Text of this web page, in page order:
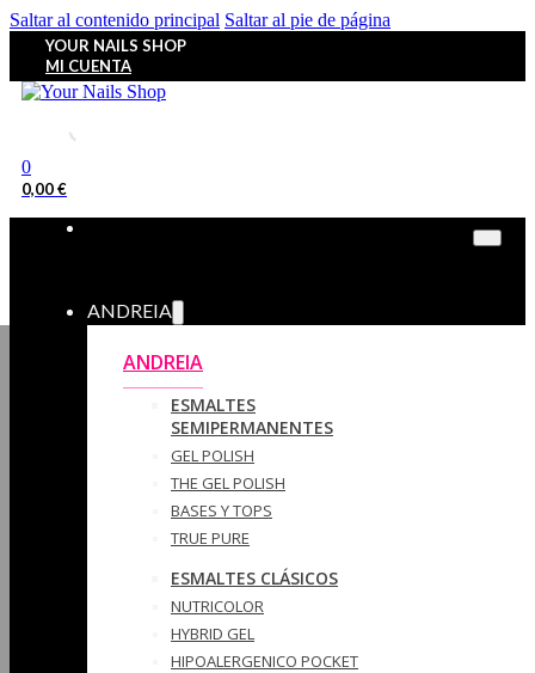
Saltar al contenido principal Saltar al pie de página
YOUR NAILS SHOP
MI CUENTA
0
0,00€
ANDREIA
ANDREIA
ESMALTES
SEMIPERMANENTES
GEL POLISH
THE GEL POLISH
BASES Y‎ TOPS
TRUE PURE
ESMALTES CLÁSICOS
NUTRICOLOR
HYBRID GEL
HIPOALERGENICO POCKET